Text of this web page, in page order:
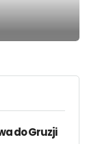
do Gruzji